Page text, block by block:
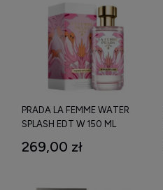
PRADA LA FEMME WATER
SPLASH EDT W 150 ML
269,00 zł